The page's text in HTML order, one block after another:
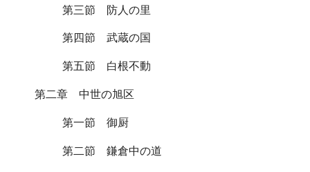
第三節 防人の里
第四節 武蔵の国
第五節 白根不動
第二章 中世の旭区
第一節 御厨
第二節 鎌倉中の道